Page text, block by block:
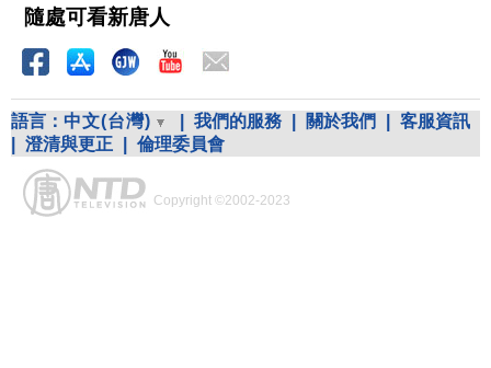
隨處可看新唐人
語言： 中文(台灣) 我們的服務 關於我們
客服資訊
澄清與更正 倫理委員會
Copyright ©2002-2023